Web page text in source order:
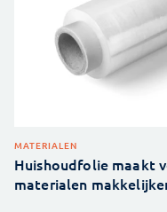
MATERIALEN
Huishoudfolie maakt
materialen